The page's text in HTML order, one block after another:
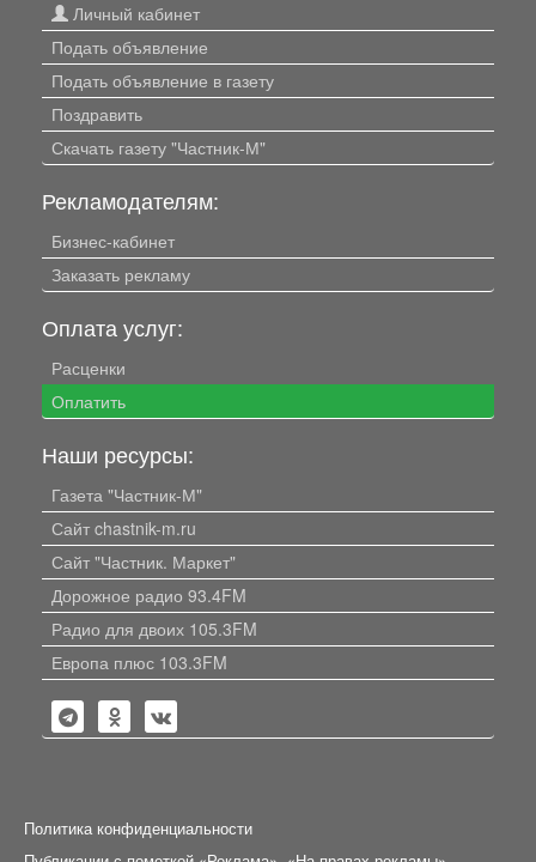
Личный кабинет
Подать объявление
Подать объявление в газету
Поздравить
Скачать газету "Частник-М"
Рекламодателям:
Бизнес-кабинет
Заказать рекламу
Оплата услуг:
Расценки
Оплатить
Наши ресурсы:
Газета "Частник-М"
Сайт chastnik-m.ru
Сайт "Частник. Маркет"
Дорожное радио 93.4FM
Радио для двоих 105.3FM
Европа плюс 103.3FM
Политика конфиденциальности